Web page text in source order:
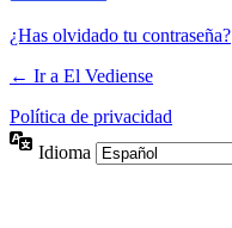
¿Has olvidado tu contraseña?
← Ir a El Vediense
Política de privacidad
Idioma